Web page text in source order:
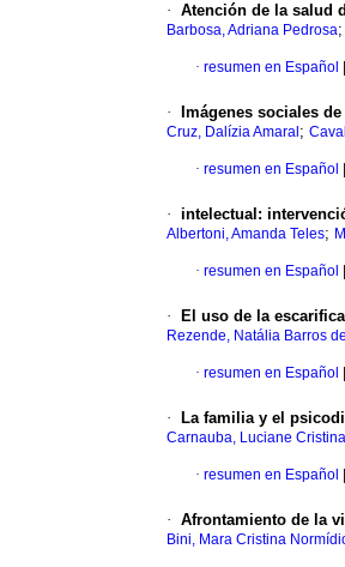
· Atención de la salud
Barbosa, Adriana Pedrosa;
· resumen en Español
· Imágenes sociales
Cruz, Dalízia Amaral ;
· resumen en Español
· intelectual:
Albertoni, Amanda Teles;
· resumen en Español
· El uso de la
Rezende, Natália Barros de
· resumen en Español
· La familia y el
Carnauba, Luciane
· resumen en Español
· Afrontamiento de la
Bini, Mara Cristina